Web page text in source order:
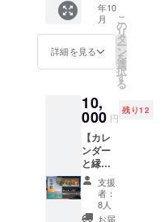
等もご
記載い
れば、
活動レ
まま掲
載させ
ていた
だきま
す。
（機種
依存文
字・公
序良俗
に！沖
縄が好
きな方
や離れ
て暮ら
すご家
贈り物
にどう
ぞ
年10
月
詳細を見る
こ
の
リ
タ
ー
ン
を
選
択
す
る
10,
000 円
残り12
【カレ
ンダー
と縁結
びシー
サー
セッ
ト】 陶
支援
者：
8人
お届